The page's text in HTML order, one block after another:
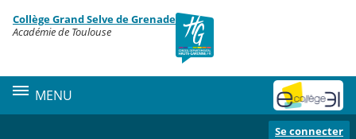
Menu de la rubrique
Contenu
Collège Grand Selve de Grenade
Académie de Toulouse
MENU
Se connecter